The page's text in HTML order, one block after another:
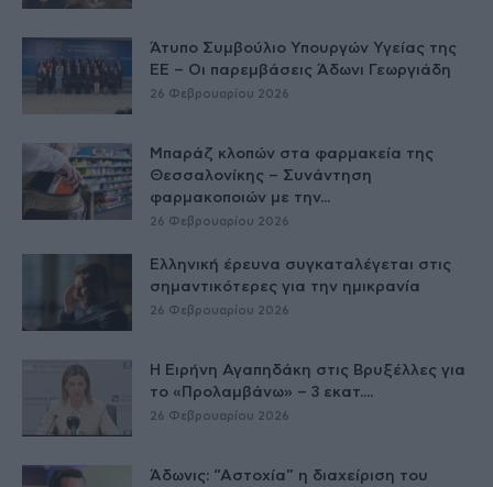
Άτυπο Συμβούλιο Υπουργών Υγείας της
ΕE – Οι παρεμβάσεις Άδωνι Γεωργιάδη
26 Φεβρουαρίου 2026
Μπαράζ κλοπών στα φαρμακεία της
Θεσσαλονίκης – Συνάντηση
φαρμακοποιών με την...
26 Φεβρουαρίου 2026
Ελληνική έρευνα συγκαταλέγεται στις
σημαντικότερες για την ημικρανία
26 Φεβρουαρίου 2026
Η Ειρήνη Αγαπηδάκη στις Βρυξέλλες για
το «Προλαμβάνω» – 3 εκατ....
26 Φεβρουαρίου 2026
Άδωνις: “Αστοχία” η διαχείριση του